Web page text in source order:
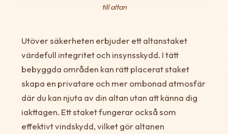
till altan
Utöver säkerheten erbjuder ett altanstaket
värdefull integritet och insynsskydd. I tätt
bebyggda områden kan rätt placerat staket
skapa en privatare och mer ombonad atmosfär
där du kan njuta av din altan utan att känna dig
iakttagen. Ett staket fungerar också som
effektivt vindskydd, vilket gör altanen